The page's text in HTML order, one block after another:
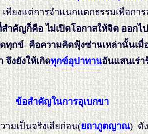
พียงแต่การจำแนกแตกธรรมเพื่อกา
ำคัญก็คือ ไม่เปิดโอกาสให้จิต ออกไ
ทุกข์ คือความคิดฟุ้งซ่านเหล่านั้นเมื่
งยังให้เกิดทุกข์อุปาทานอันแสนเร่
ข้อสำคัญในการอุเบกขา
มเป็นจริงเสียก่อน(ยถาภูตญาณ) ดั